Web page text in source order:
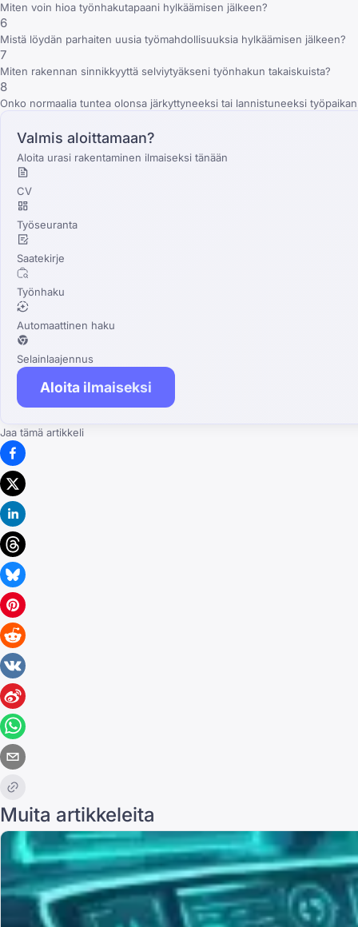
Miten voin hioa työnhakutapaani hylkäämisen jälkeen?
6
Mistä löydän parhaiten uusia työmahdollisuuksia hylkäämisen jälkeen?
7
Miten rakennan sinnikkyyttä selviytyäkseni työnhakun takaiskuista?
8
Onko normaalia tuntea olonsa järkyttyneeksi tai lannistuneeksi
Valmis aloittamaan?
Aloita urasi rakentaminen ilmaiseksi tänään
CV
Työseuranta
Saatekirje
Työnhaku
Automaattinen haku
Selainlaajennus
Aloita ilmaiseksi
Jaa tämä artikkeli
Muita artikkeleita